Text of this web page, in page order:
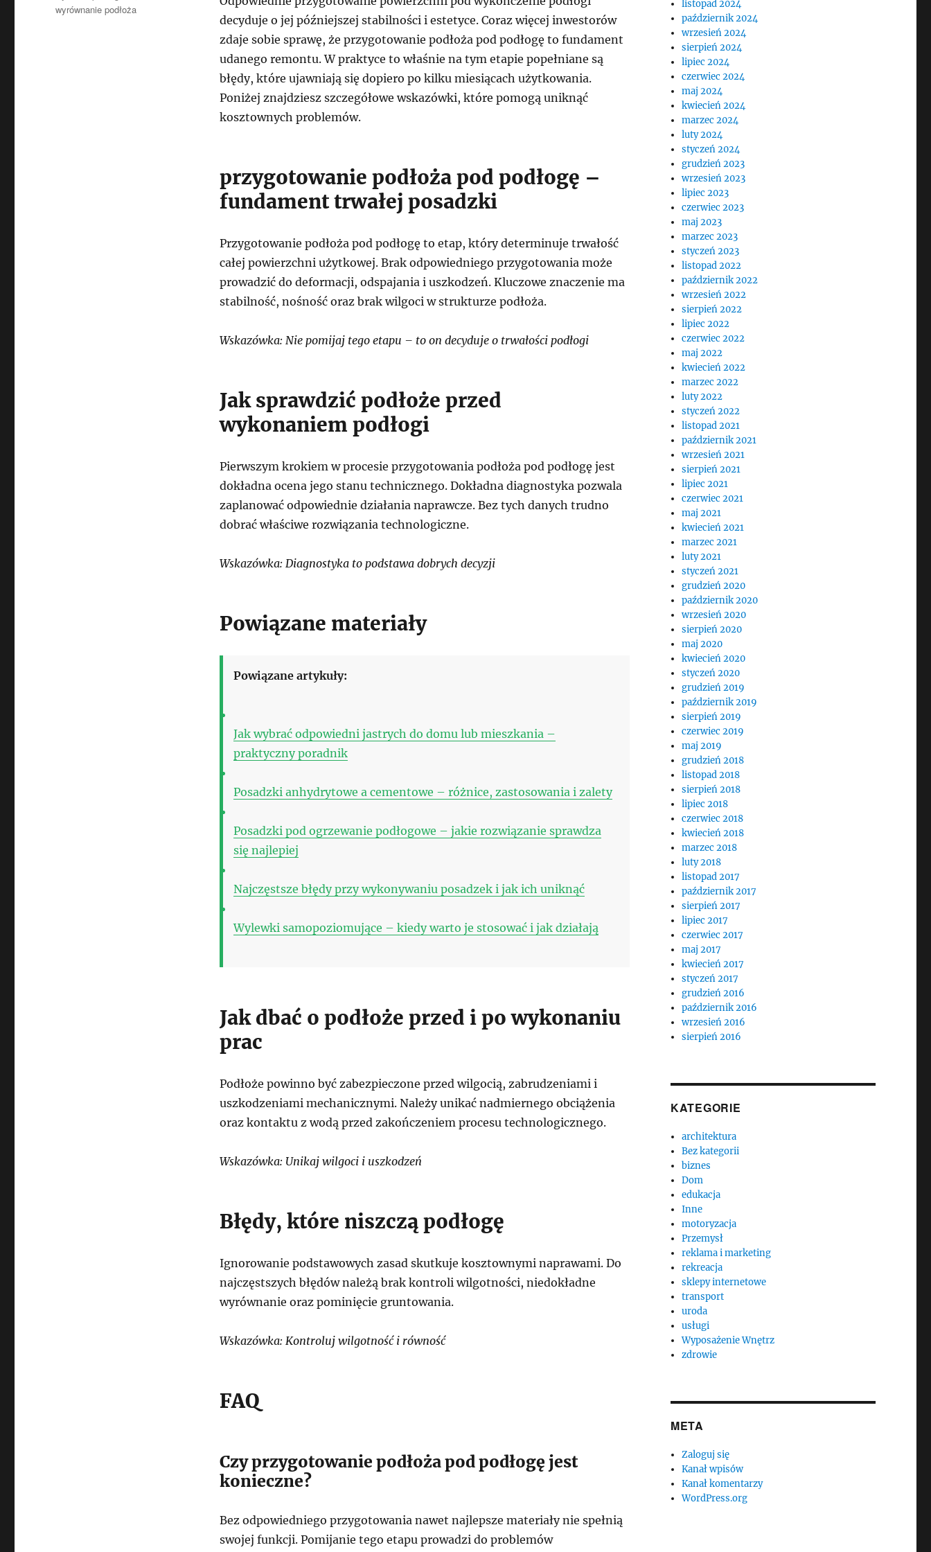
decyduje o jej późniejszej stabilności i estetyce. Coraz więcej inwestorów
zdaje sobie sprawę, że przygotowanie podłoża pod podłogę to fundament
udanego remontu. W praktyce to właśnie na tym etapie popełniane są
błędy, które ujawniają się dopiero po kilku miesiącach użytkowania.
Poniżej znajdziesz szczegółowe wskazówki, które pomogą uniknąć
kosztownych problemów.
przygotowanie podłoża pod podłogę –
fundament trwałej posadzki
Przygotowanie podłoża pod podłogę to etap, który determinuje trwałość
całej powierzchni użytkowej. Brak odpowiedniego przygotowania może
prowadzić do deformacji, odspajania i uszkodzeń. Kluczowe znaczenie ma
stabilność, nośność oraz brak wilgoci w strukturze podłoża.
Wskazówka: Nie pomijaj tego etapu – to on decyduje o trwałości podłogi
Jak sprawdzić podłoże przed
wykonaniem podłogi
Pierwszym krokiem w procesie przygotowania podłoża pod podłogę jest
dokładna ocena jego stanu technicznego. Dokładna diagnostyka pozwala
zaplanować odpowiednie działania naprawcze. Bez tych danych trudno
dobrać właściwe rozwiązania technologiczne.
Wskazówka: Diagnostyka to podstawa dobrych decyzji
Powiązane materiały
Powiązane artykuły:
Jak wybrać odpowiedni jastrych do domu lub mieszkania –
praktyczny poradnik
Posadzki anhydrytowe a cementowe – różnice, zastosowania i zalety
Posadzki pod ogrzewanie podłogowe – jakie rozwiązanie sprawdza
się najlepiej
Najczęstsze błędy przy wykonywaniu posadzek i jak ich uniknąć
Wylewki samopoziomujące – kiedy warto je stosować i jak działają
Jak dbać o podłoże przed i po wykonaniu
prac
Podłoże powinno być zabezpieczone przed wilgocią, zabrudzeniami i
uszkodzeniami mechanicznymi. Należy unikać nadmiernego obciążenia
oraz kontaktu z wodą przed zakończeniem procesu technologicznego.
Wskazówka: Unikaj wilgoci i uszkodzeń
Błędy, które niszczą podłogę
Ignorowanie podstawowych zasad skutkuje kosztownymi naprawami. Do
najczęstszych błędów należą brak kontroli wilgotności, niedokładne
wyrównanie oraz pominięcie gruntowania.
Wskazówka: Kontroluj wilgotność i równość
FAQ
Czy przygotowanie podłoża pod podłogę jest
konieczne?
Bez odpowiedniego przygotowania nawet najlepsze materiały nie spełnią
swojej funkcji. Pomijanie tego etapu prowadzi do problemów
wyrównanie podłoża
listopad 2024
październik 2024
wrzesień 2024
sierpień 2024
lipiec 2024
czerwiec 2024
maj 2024
kwiecień 2024
marzec 2024
luty 2024
styczeń 2024
grudzień 2023
wrzesień 2023
lipiec 2023
czerwiec 2023
maj 2023
marzec 2023
styczeń 2023
listopad 2022
październik 2022
wrzesień 2022
sierpień 2022
lipiec 2022
czerwiec 2022
maj 2022
kwiecień 2022
marzec 2022
luty 2022
styczeń 2022
listopad 2021
październik 2021
wrzesień 2021
sierpień 2021
lipiec 2021
czerwiec 2021
maj 2021
kwiecień 2021
marzec 2021
luty 2021
styczeń 2021
grudzień 2020
październik 2020
wrzesień 2020
sierpień 2020
maj 2020
kwiecień 2020
styczeń 2020
grudzień 2019
październik 2019
sierpień 2019
czerwiec 2019
maj 2019
grudzień 2018
listopad 2018
sierpień 2018
lipiec 2018
czerwiec 2018
kwiecień 2018
marzec 2018
luty 2018
listopad 2017
październik 2017
sierpień 2017
lipiec 2017
czerwiec 2017
maj 2017
kwiecień 2017
styczeń 2017
grudzień 2016
październik 2016
wrzesień 2016
sierpień 2016
KATEGORIE
architektura
Bez kategorii
biznes
Dom
edukacja
Inne
motoryzacja
Przemysł
reklama i marketing
rekreacja
sklepy internetowe
transport
uroda
usługi
Wyposażenie Wnętrz
zdrowie
META
Zaloguj się
Kanał wpisów
Kanał komentarzy
WordPress.org